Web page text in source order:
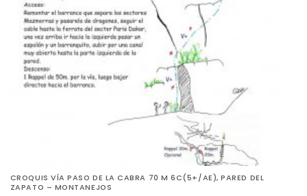
CROQUIS VÍA PASO DE LA CABRA 70 M 6C(5+/AE), PARED DEL
ZAPATO – MONTANEJOS